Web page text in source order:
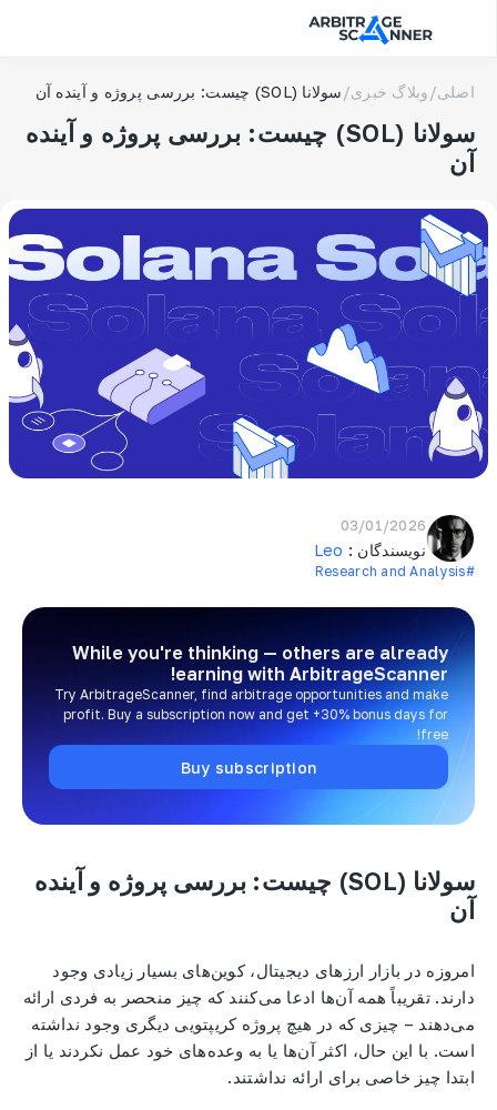
اصلی/ وبلاگ خبری/ سولانا (SOL) چیست: بررسی پروژه و آینده آن
سولانا (SOL) چیست: بررسی پروژه و آینده
آن
03/01/2026
نویسندگان : Leo
#Research and Analysis
While you're thinking — others are already
earning with ArbitrageScanner!
Try ArbitrageScanner, find arbitrage opportunities and make
profit. Buy a subscription now and get +30% bonus days for
free!
Buy subscription
سولانا (SOL) چیست: بررسی پروژه و آینده
آن
امروزه در بازار ارزهای دیجیتال، کوین‌های بسیار زیادی وجود
دارند. تقریباً همه آن‌ها ادعا می‌کنند که چیز منحصر به فردی ارائه
می‌دهند – چیزی که در هیچ پروژه کریپتویی دیگری وجود نداشته
است. با این حال، اکثر آن‌ها یا به وعده‌های خود عمل نکردند یا از
ابتدا چیز خاصی برای ارائه نداشتند.